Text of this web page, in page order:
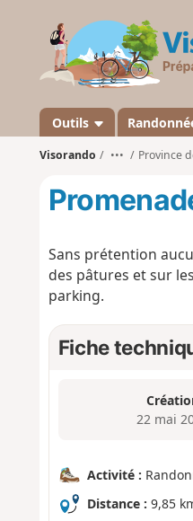
Outils
Visorando ••• Province
Sans prétention
des pâtures et sur
parking.
Fiche
22 mai
Activité :
Distance : 9,85